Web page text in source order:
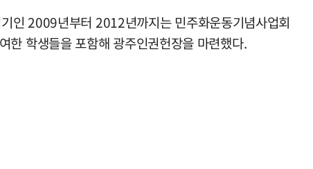
인 2009년부터 2012년까지는 민주화운동기념사업회
한 학생들을 포함해 광주인권헌장을 마련했다.